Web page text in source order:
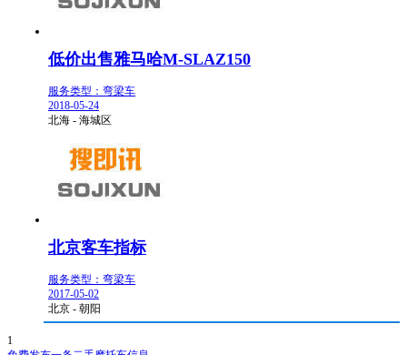
低价出售雅马哈M-SLAZ150
服务类型：弯梁车
2018-05-24
北海 - 海城区
北京客车指标
服务类型：弯梁车
2017-05-02
北京 - 朝阳
1